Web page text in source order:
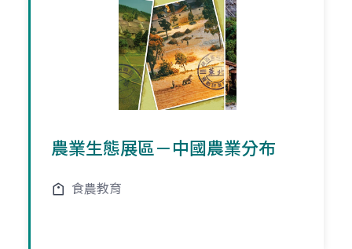
農業生態展區－中國農業分布
食農教育